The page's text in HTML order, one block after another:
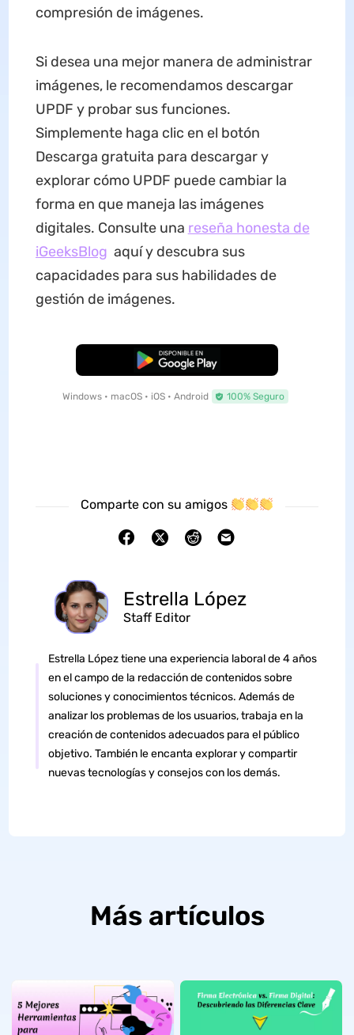
compresión de imágenes.
Si desea una mejor manera de administrar
imágenes, le recomendamos descargar
UPDF y probar sus funciones.
Simplemente haga clic en el botón
Descarga gratuita para descargar y
explorar cómo UPDF puede cambiar la
forma en que maneja las imágenes
digitales. Consulte una reseña honesta de
iGeeksBlog aquí y descubra sus
capacidades para sus habilidades de
gestión de imágenes.
Descarga Gratuita
Windows • macOS • iOS • Android 100% Seguro
Comparte con su amigos
Estrella López
Staff Editor
Estrella López tiene una experiencia laboral de 4 años
en el campo de la redacción de contenidos sobre
soluciones y conocimientos técnicos. Además de
analizar los problemas de los usuarios, trabaja en la
creación de contenidos adecuados para el público
objetivo. También le encanta explorar y compartir
nuevas tecnologías y consejos con los demás.
Más artículos